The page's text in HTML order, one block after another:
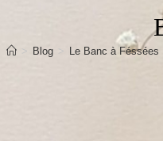
Blog > Le Banc à Féssées